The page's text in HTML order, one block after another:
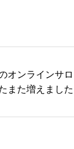
オンラインサ
また増えました